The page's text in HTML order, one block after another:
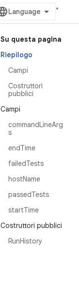
Su questa pagina
Riepilogo
Campi
Costruttori
pubblici
Campi
commandLineArg
s
endTime
failedTests
hostName
passedTests
startTime
Costruttori pubblici
RunHistory